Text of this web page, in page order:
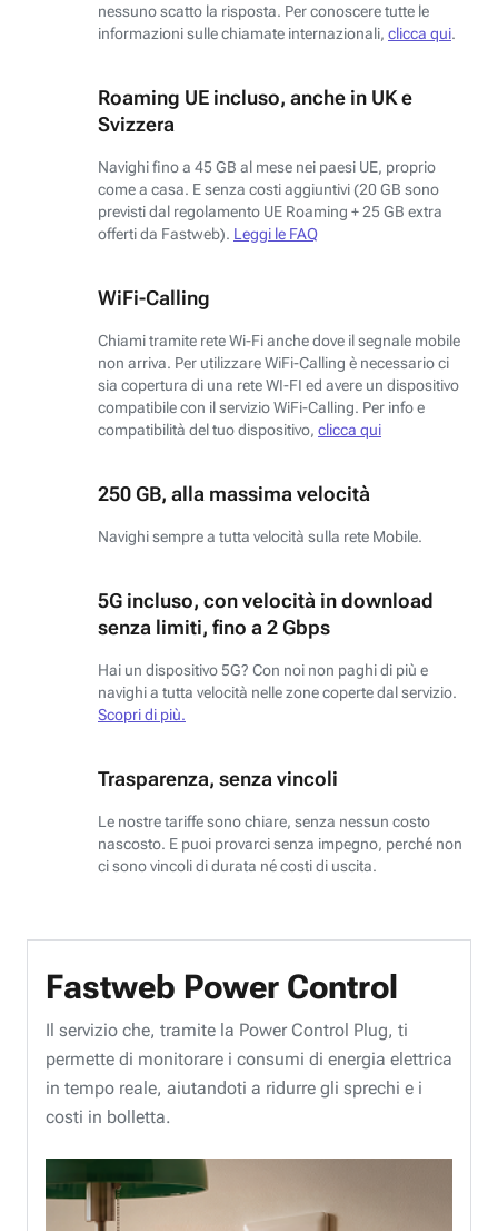
nessuno scatto la risposta. Per conoscere tutte le
informazioni sulle chiamate internazionali, clicca qui.
Roaming UE incluso, anche in UK e
Svizzera
Navighi fino a 45 GB al mese nei paesi UE, proprio
come a casa. E senza costi aggiuntivi (20 GB sono
previsti dal regolamento UE Roaming + 25 GB extra
offerti da Fastweb). Leggi le FAQ
WiFi-Calling
Chiami tramite rete Wi-Fi anche dove il segnale mobile
non arriva. Per utilizzare WiFi-Calling è necessario ci
sia copertura di una rete WI-FI ed avere un dispositivo
compatibile con il servizio WiFi-Calling. Per info e
compatibilità del tuo dispositivo, clicca qui
250 GB, alla massima velocità
Navighi sempre a tutta velocità sulla rete Mobile.
5G incluso, con velocità in download
senza limiti, fino a 2 Gbps
Hai un dispositivo 5G? Con noi non paghi di più e
navighi a tutta velocità nelle zone coperte dal servizio.
Scopri di più.
Trasparenza, senza vincoli
Le nostre tariffe sono chiare, senza nessun costo
nascosto. E puoi provarci senza impegno, perché non
ci sono vincoli di durata né costi di uscita.
Fastweb Power Control
Il servizio che, tramite la Power Control Plug, ti
permette di monitorare i consumi di energia elettrica
in tempo reale, aiutandoti a ridurre gli sprechi e i
costi in bolletta.